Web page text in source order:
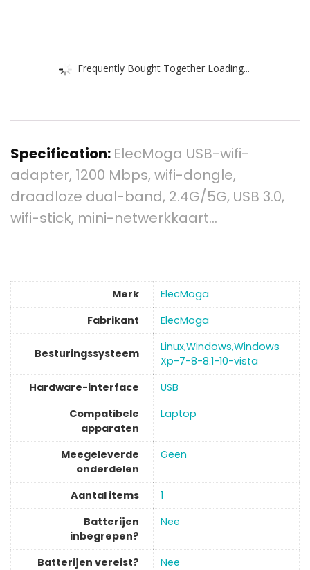
Frequently Bought Together Loading...
Specification: ElecMoga USB-wifi-
adapter, 1200 Mbps, wifi-dongle,
draadloze dual-band, 2.4G/5G, USB 3.0,
wifi-stick, mini-netwerkkaart…
Merk
‎ElecMoga
Fabrikant
‎ElecMoga
Besturingssysteem
‎Linux,Windows,Windows
Xp-7-8-8.1-10-vista
Hardware-interface
‎USB
Compatibele
apparaten
‎Laptop
Meegeleverde
onderdelen
‎Geen
Aantal items
‎1
Batterijen
inbegrepen?
‎Nee
Batterijen vereist?
‎Nee